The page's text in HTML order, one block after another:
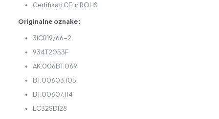
Certifikati CE in ROHS
Originalne oznake:
3ICR19/66-2
934T2053F
AK.006BT.069
BT.00603.105
BT.00607.114
LC32SD128